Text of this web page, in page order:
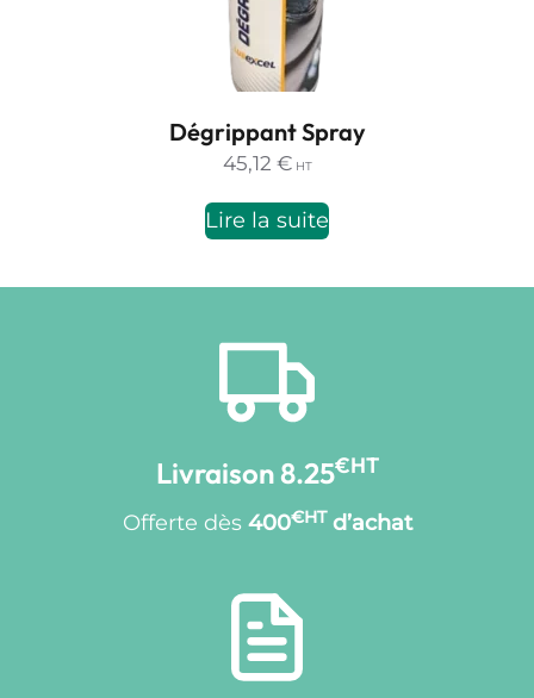
Dégrippant Spray
45,12 € HT
Lire la suite
Livraison 8.25€HT
Offerte dès 400€HT d’achat